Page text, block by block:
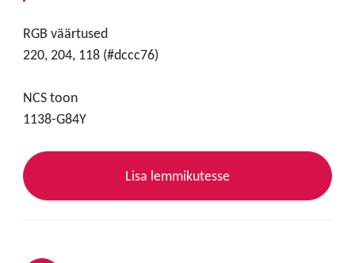
RGB väärtused
220, 204, 118 (#dccc76)
NCS toon
1138-G84Y
Lisa lemmikutesse